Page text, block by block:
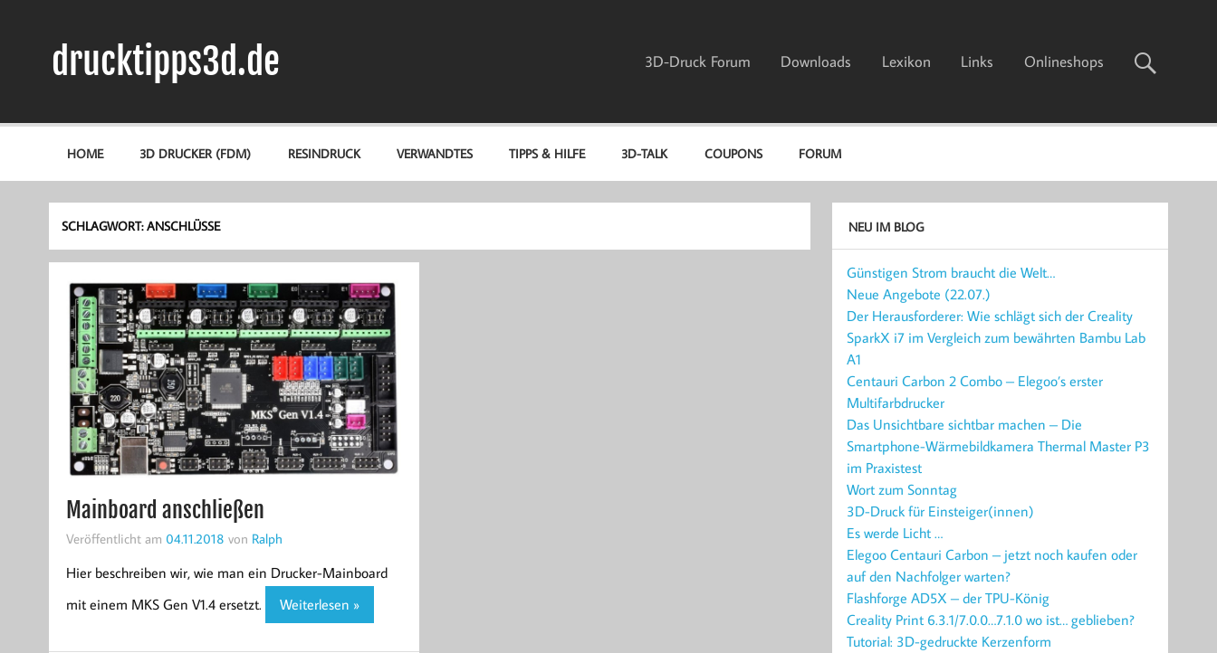
drucktipps3d.de 3D-Druck Forum Downloads Lexikon Links Onlineshops
HOME 3D DRUCKER (FDM) RESINDRUCK VERWANDTES TIPPS & HILFE 3D-TALK COUPONS FORUM
SCHLAGWORT:ANSCHLÜSSE
Mainboard anschließen
Veröffentlicht am 04.11.2018 von Ralph
Hier beschreiben wir, wie man ein Drucker-Mainboard
mit einem MKS Gen V1.4 ersetzt.
Weiterlesen »
NEU IM BLOG
Günstigen Strom braucht die Welt…
Neue Angebote (22.07.)
Der Herausforderer: Wie schlägt sich der Creality
SparkX i7 im Vergleich zum bewährten Bambu Lab
A1
Centauri Carbon 2 Combo – Elegoo’s erster
Multifarbdrucker
Das Unsichtbare sichtbar machen – Die
Smartphone-Wärmebildkamera Thermal Master P3
im Praxistest
Wort zum Sonntag
3D-Druck für Einsteiger(innen)
Es werde Licht …
Elegoo Centauri Carbon – jetzt noch kaufen oder
auf den Nachfolger warten?
Flashforge AD5X – der TPU-König
Creality Print 6.3.1/7.0.0…7.1.0 wo ist… geblieben?
Tutorial: 3D-gedruckte Kerzenform